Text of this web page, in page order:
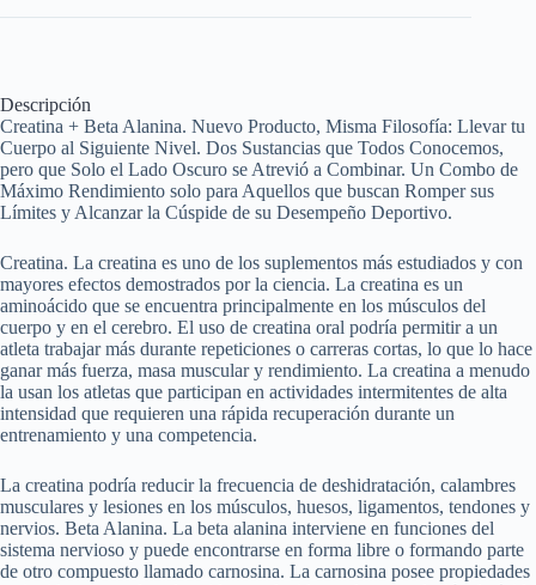
Descripción
Creatina + Beta Alanina. Nuevo Producto, Misma Filosofía: Llevar tu
Cuerpo al Siguiente Nivel. Dos Sustancias que Todos Conocemos,
pero que Solo el Lado Oscuro se Atrevió a Combinar. Un Combo de
Máximo Rendimiento solo para Aquellos que buscan Romper sus
Límites y Alcanzar la Cúspide de su Desempeño Deportivo.
Creatina. La creatina es uno de los suplementos más estudiados y con
mayores efectos demostrados por la ciencia. La creatina es un
aminoácido que se encuentra principalmente en los músculos del
cuerpo y en el cerebro. El uso de creatina oral podría permitir a un
atleta trabajar más durante repeticiones o carreras cortas, lo que lo hace
ganar más fuerza, masa muscular y rendimiento. La creatina a menudo
la usan los atletas que participan en actividades intermitentes de alta
intensidad que requieren una rápida recuperación durante un
entrenamiento y una competencia.
La creatina podría reducir la frecuencia de deshidratación, calambres
musculares y lesiones en los músculos, huesos, ligamentos, tendones y
nervios. Beta Alanina. La beta alanina interviene en funciones del
sistema nervioso y puede encontrarse en forma libre o formando parte
de otro compuesto llamado carnosina. La carnosina posee propiedades